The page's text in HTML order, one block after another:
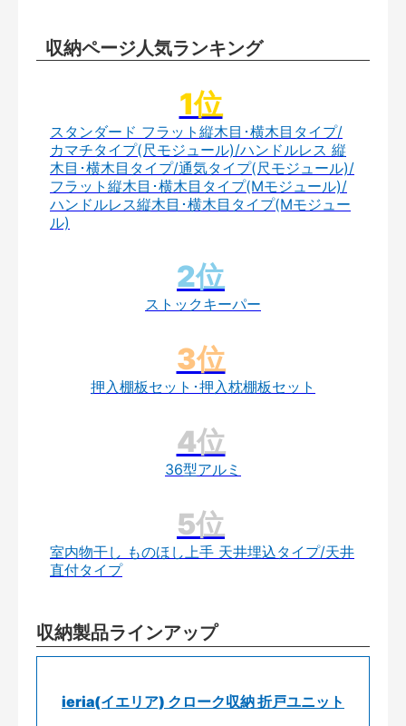
収納ページ人気ランキング
スタンダード フラット縦木目･横木目タイプ/
カマチタイプ(尺モジュール)/ハンドルレス 縦
木目･横木目タイプ/通気タイプ(尺モジュール)/
フラット縦木目･横木目タイプ(Mモジュール)/
ハンドルレス縦木目･横木目タイプ(Mモジュー
ル)
ストックキーパー
押入棚板セット･押入枕棚板セット
36型アルミ
室内物干し ものほし上手 天井埋込タイプ/天井
直付タイプ
収納製品ラインアップ
ieria(イエリア) クローク収納 折戸ユニット